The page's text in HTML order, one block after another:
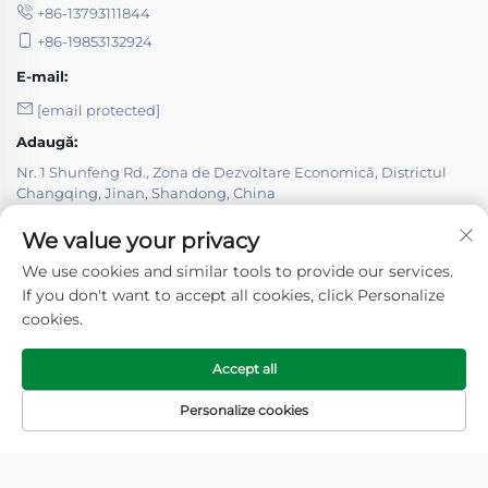
lung de energie.
✦ Siguranță și durabilitate
Construcția Rapidă din Structură Metalică este
proiectată pentru a rezista la cutremure,
încărcături de vânt și pericole de incendiu.
viață a clădirii la peste 50 de ani.
⚙ Proces și aspecte tehnice importante
✓ Inginerie și design
BIM și modelarea 3D sunt utilizate în
Construcția Rapidă din Structură Metalică
pentru a optimiza capacitatea de încărcare și
Analiza structurală asigură rezistența la seisme și
vânt.
+86-13793111844
+86-19853132924
E-mail:
[email protected]
Adaugă:
Nr. 1 Shunfeng Rd., Zona de Dezvoltare Economică, Districtul
Changqing, Jinan, Shandong, China
LINKURI RAPIDE
PRODUSE
DESPRE NOI
We value your privacy
We use cookies and similar tools to provide our services.
If you don't want to accept all cookies, click Personalize
cookies.
Personalize cookies
Accept all